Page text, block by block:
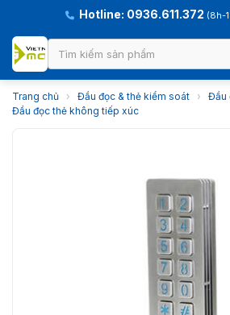
Hotline: 0936.611.372 (8h-
Trang chủ › Đầu đọc & thẻ kiểm soát › Đầu
Đầu đọc thẻ không tiếp xúc